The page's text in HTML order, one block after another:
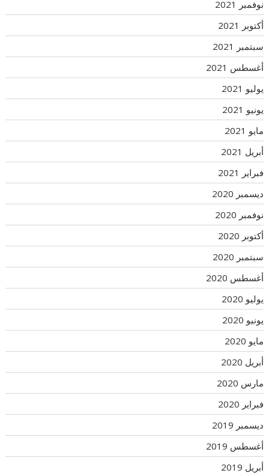
نوفمبر 2021
أكتوبر 2021
سبتمبر 2021
أغسطس 2021
يوليو 2021
يونيو 2021
مايو 2021
أبريل 2021
فبراير 2021
ديسمبر 2020
نوفمبر 2020
أكتوبر 2020
سبتمبر 2020
أغسطس 2020
يوليو 2020
يونيو 2020
مايو 2020
أبريل 2020
مارس 2020
فبراير 2020
ديسمبر 2019
أغسطس 2019
أبريل 2019